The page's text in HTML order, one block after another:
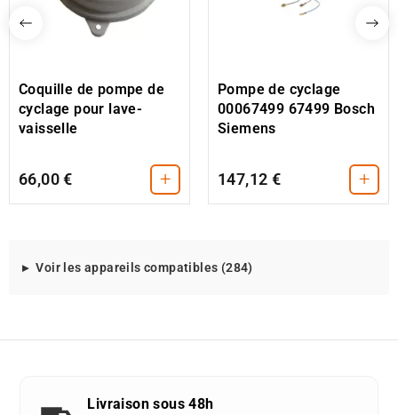
Coquille de pompe de
cyclage pour lave-
vaisselle
66,00 € +
Pompe de cyclage
00067499 67499 Bosch
Siemens
147,12 € +
Modeles
Voir les appareils compatibles (284)
Livraison sous 48h